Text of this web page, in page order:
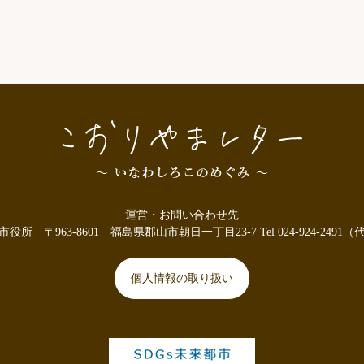
運営・お問い合わせ先
役所
〒963-8601 福島県郡山市朝日一丁目23-7 Tel 024-924-2491（
個人情報の取り扱い